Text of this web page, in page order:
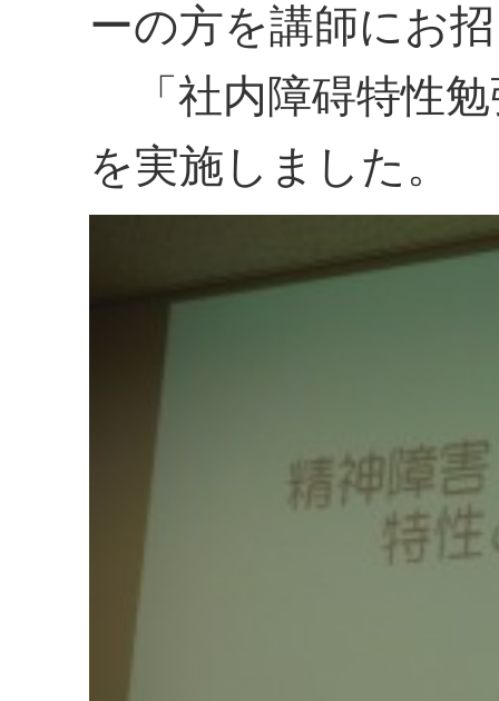
ーの方を講師にお
「社内障碍特性勉
を実施しました。